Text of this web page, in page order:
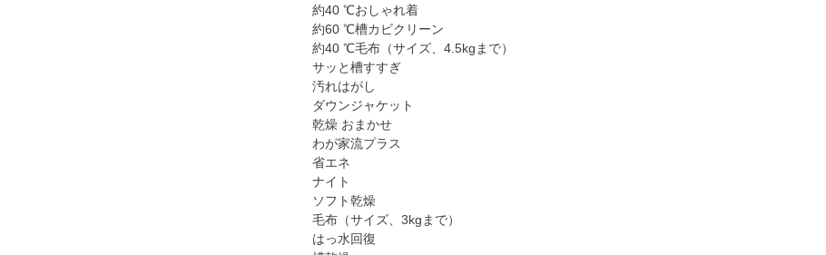
約40 ℃おしゃれ着
約60 ℃槽カビクリーン
約40 ℃毛布（サイズ、4.5kgまで）
サッと槽すすぎ
汚れはがし
ダウンジャケット
乾燥 おまかせ
わが家流プラス
省エネ
ナイト
ソフト乾燥
毛布（サイズ、3kgまで）
はっ水回復